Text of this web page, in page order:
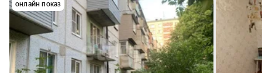
онлайн показ